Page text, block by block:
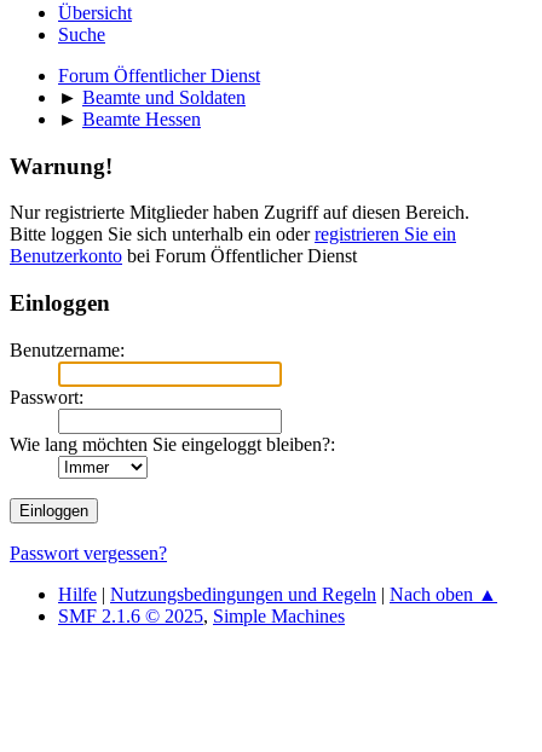
Übersicht
Suche
Forum Öffentlicher Dienst
► Beamte und Soldaten
► Beamte Hessen
Warnung!
Nur registrierte Mitglieder haben Zugriff auf diesen Bereich.
Bitte loggen Sie sich unterhalb ein oderregistrieren Sie ein
Benutzerkonto bei Forum Öffentlicher Dienst
Einloggen
Benutzername:
Passwort:
Wie lang möchten Sie eingeloggt bleiben?:
Passwort vergessen?
Hilfe | Nutzungsbedingungen und Regeln | Nach oben ▲
SMF 2.1.6 © 2025, Simple Machines